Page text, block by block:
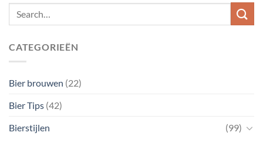
CATEGORIEËN
Bier brouwen (22)
Bier Tips (42)
Bierstijlen
(99)